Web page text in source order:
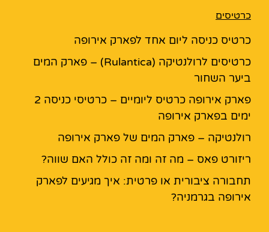
כרטיסים
כרטיס כניסה ליום אחד לפארק אירופה
כרטיסים לרולנטיקה (Rulantica) – פארק המים
ביער השחור
פארק אירופה כרטיס ליומיים – כרטיסי כניסה 2
ימים בפארק אירופה
רולנטיקה – פארק המים של פארק אירופה
ריזורט פאס – מה זה ומה זה כולל האם שווה?
תחבורה ציבורית או פרטית: איך מגיעים לפארק
אירופה בגרמניה?